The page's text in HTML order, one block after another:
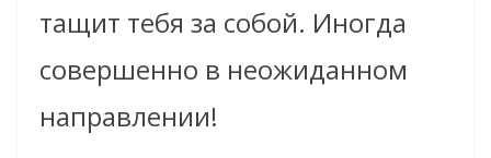
тащит тебя за собой. Иногда
совершенно в неожиданном
направлении!